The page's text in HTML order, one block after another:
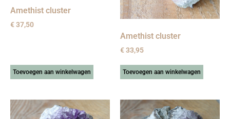
Amethist cluster
€37,50
Toevoegen aan winkelwagen
Amethist cluster
€33,95
Toevoegen aan winkelwagen